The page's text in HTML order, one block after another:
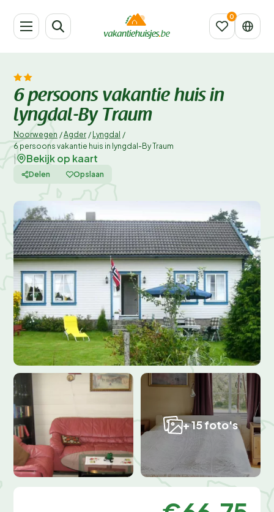
6 persoons vakantie huis in
lyngdal-By Traum
Noorwegen /Agder / Lyngdal /
6 persoons vakantie huis in lyngdal-By Traum
Bekijk op kaart
Delen Opslaan
+ 15 foto's